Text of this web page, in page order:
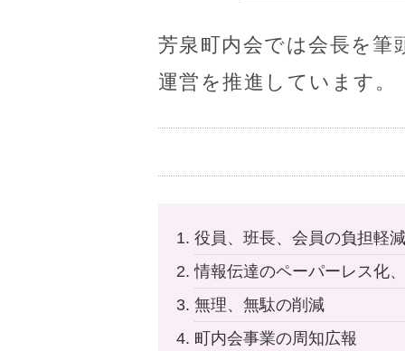
芳泉町内会では会長を
運営を推進しています。
役員、班長、会員の負担軽減
情報伝達のペーパーレス化
無理、無駄の削減
町内会事業の周知広報